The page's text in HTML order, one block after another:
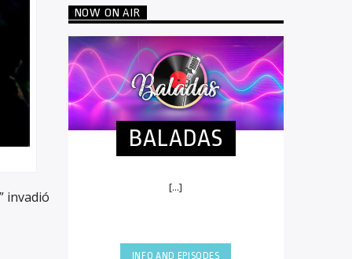
invadió
NOW ON AIR
BALADAS
[...]
INFO AND EPISODES